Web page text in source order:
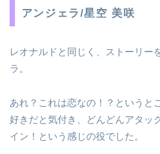
アンジェラ/星空 美咲
レオナルドと同じく、ストーリー
ラ。
あれ？これは恋なの！？というと
好きだと気付き、どんどんアタッ
イン！という感じの役でした。